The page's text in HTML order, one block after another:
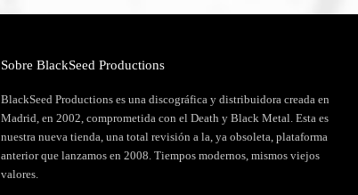
Sobre BlackSeed Productions
BlackSeed Productions es una discográfica y distribuidora creada en
Madrid, en 2002, comprometida con el Death y Black Metal. Esta es
nuestra nueva tienda, una total revisión a la, ya obsoleta, plataforma
anterior que lanzamos en 2008. Tiempos modernos, mismos viejos
valores.